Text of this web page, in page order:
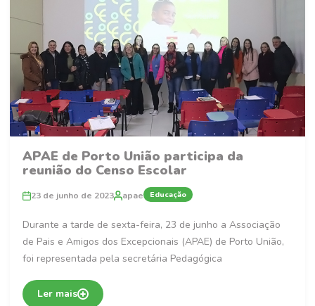
APAE de Porto União participa da
reunião do Censo Escolar
23 de junho de 2023 apae Educação
Durante a tarde de sexta-feira, 23 de junho a Associação
de Pais e Amigos dos Excepcionais (APAE) de Porto União,
foi representada pela secretária Pedagógica
Ler mais